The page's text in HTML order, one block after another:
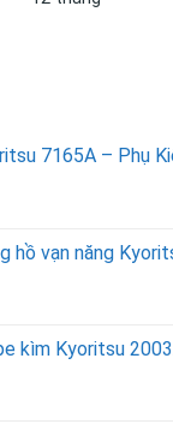
7165A – Phụ
hồ vạn năng
kìm Kyoritsu